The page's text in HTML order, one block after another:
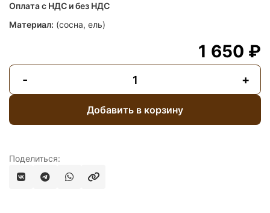
Оплата с НДС и без НДС
Материал: (сосна, ель)
1 650 ₽
- +
Добавить в корзину
Поделиться: